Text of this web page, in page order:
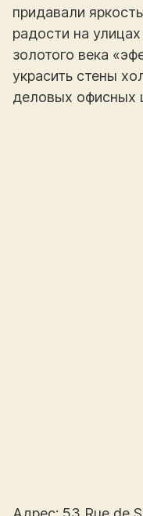
придавали
радости на
золотого века
украсить стены
деловых офисных